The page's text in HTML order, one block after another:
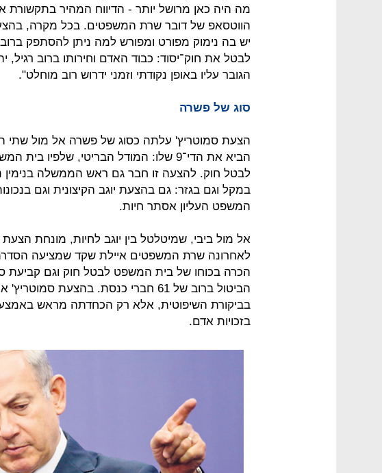
מה היה כאן מרושל יותר - הדיווח המהיר בתקשורת
הווטסאפ של דובר שרת המשפטים. בכל מקרה,
יש בה נימוק מפורט ומפורש למה ניתן להסתפק
לבטל את חוק־יסוד: כבוד האדם וחירותו ברוב רגיל,
הגובר עליו באופן נקודתי וזמני ידרוש רוב מוחלט".
סוג של פשרה
הצעת סמוטריץ' עלתה כסוג של פשרה אל מול שתי
הביא את הדי־9 שלו: המודל הבריטי, שלפיו
לבטל חוק. להצעה זו חבר גם ראש הממשלה בנימין
במקל וגם בגזר: גם בהצעת יוגב הקיצונית וגם
המשפט העליון אסתר חיות.
אל מול ביבי, שמיטלטל בין יוגב לחיות, מונחת
לאחרונה שרת המשפטים איילת שקד שמציעה
הכרה בכוחו של בית המשפט לבטל חוק וגם
הביטול ברוב של 61 חברי כנסת. בהצעת
בביקורת השיפוטית, אלא רק הכחדתה מראש
בזכויות אדם.